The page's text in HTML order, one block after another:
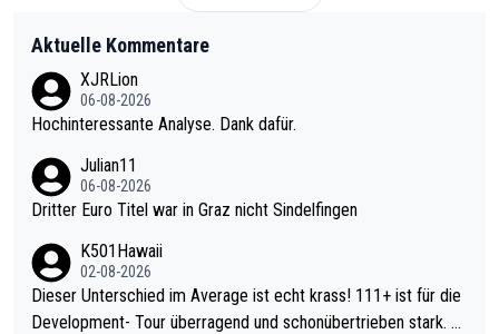
Aktuelle Kommentare
XJRLion
06-08-2026
Hochinteressante Analyse. Dank dafür.
Julian11
06-08-2026
Dritter Euro Titel war in Graz nicht Sindelfingen
K501Hawaii
02-08-2026
Dieser Unterschied im Average ist echt krass! 111+ ist für die
Development- Tour überragend und schonübertrieben stark. U